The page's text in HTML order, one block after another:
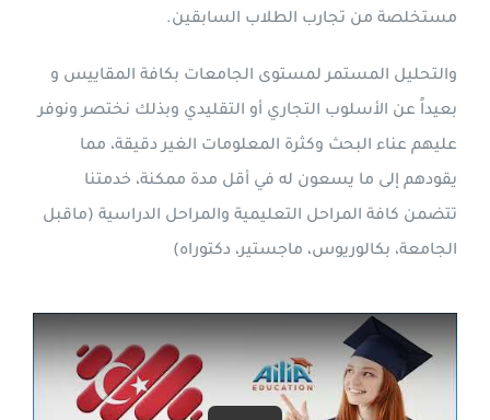
مستخلصة من تجارب الطلاب السابقين.
والتحليل المستمر لمستوى الجامعات بكافة المقاييس و
بعيداً عن الأسلوب التجاري أو التقليدي وبذلك نختصر ونوفر
عليهم عناء البحث وكثرة المعلومات الغير دقيقة، مما
يقودهم إلى ما يسعون له في أقل مدة ممكنة، خدمتنا
تتضمن كافة المراحل التعليمية والمراحل الدراسية (ماقبل
الجامعة، بكالوريوس، ماجستير، دكتوراه)